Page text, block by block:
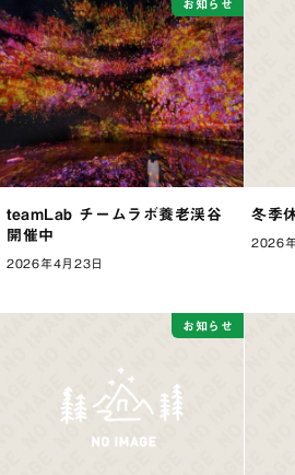
お知らせ
teamLab チームラボ養老渓谷
開催中
2026年4月23日
冬季
2026
お知らせ